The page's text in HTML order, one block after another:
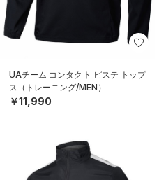
UAチーム コンタクト ピステ トップ
ス（トレーニング/MEN）
￥11,990